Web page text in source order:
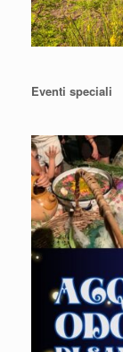
Eventi speciali